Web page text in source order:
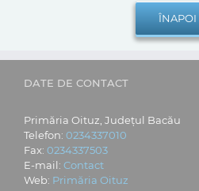
DATE DE CONTACT
Primăria Oituz, Județul Bacău
Telefon: 0234337010
Fax: 0234337503
E-mail: Contact
Web: Primăria Oituz